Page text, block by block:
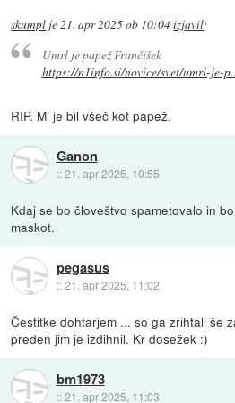
skumpl je21. apr 2025 ob 10:04izjavil:
Umrl je papež Frančišek
https://n1info.si/novice/svet/umrl-je-
RIP. Mi je bil všeč kot papež.
Ganon
::21. apr 2025, 10:55
Kdaj se bo človeštvo spametovalo in
maskot.
pegasus
::21. apr 2025, 11:02
Čestitke dohtarjem ... so ga zrihtali še
preden jim je izdihnil. Kr dosežek :)
bm1973
::21. apr 2025, 11:03